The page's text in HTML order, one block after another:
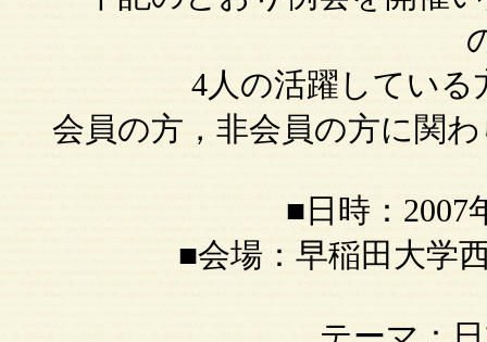
4人の活躍してい
会員の方，非会員の方に関
■日時：2007年11
■会場：早稲田大学西早